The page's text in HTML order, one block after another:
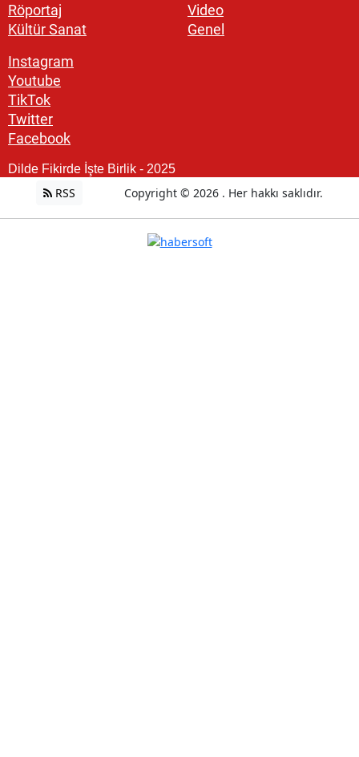
Röportaj
Kültür Sanat
Video
Genel
Instagram
Youtube
TikTok
Twitter
Facebook
Dilde Fikirde İşte Birlik - 2025
RSS Copyright © 2026 . Her hakkı saklıdır.